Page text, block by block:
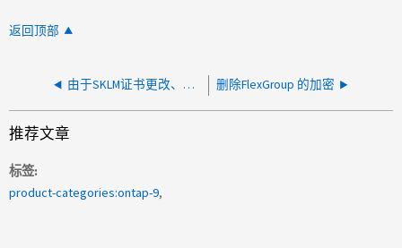
返回顶部
由于SKLM证书更改、检索密钥时权限被拒绝 删除FlexGroup 的加密
推荐文章
标签
product-categories:ontap-9